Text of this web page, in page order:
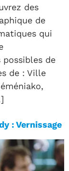
des
de
qui
de
de : Ville
: Vernissage